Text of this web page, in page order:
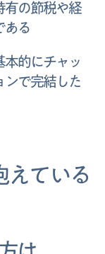
有の節税や経
ある
本的にチャッ
ンで完結した
えている